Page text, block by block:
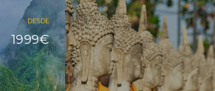
DESDE
1999€